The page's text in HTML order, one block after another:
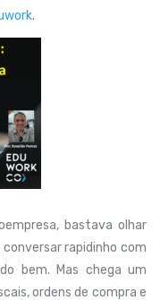
.
bastava olhar
rapidinho com
bem. Mas chega um
ordens de compra e